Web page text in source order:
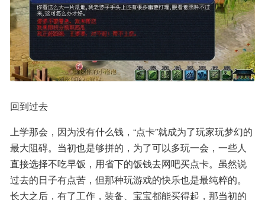
回到过去
上学那会，因为没有什么钱，“点卡”就成为了玩家玩梦幻的
最大阻碍。当初也是够拼的，为了可以多玩一会，一些人
直接选择不吃早饭，用省下的饭钱去网吧买点卡。虽然说
过去的日子有点苦，但那种玩游戏的快乐也是最纯粹的。
长大之后，有了工作，装备、宝宝都能买得起，那当初的